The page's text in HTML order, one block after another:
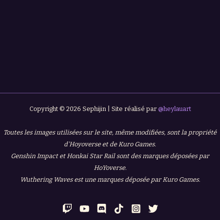
Copyright © 2026 Sephijin | Site réalisé par @heylauart
Toutes les images utilisées sur le site, même modifiées, sont la propriété
d'Hoyoverse et de Kuro Games.
Genshin Impact et Honkai Star Rail sont des marques déposées par
HoYoverse.
Wuthering Waves est une marques déposée par Kuro Games.